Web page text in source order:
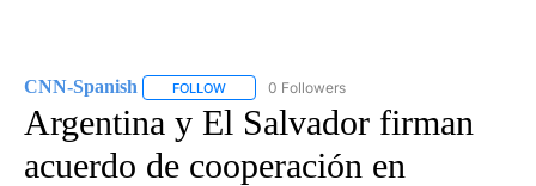
CNN-Spanish FOLLOW FOLLOW "CNN-SPANISH" TO RECEIVE
0 Followers
Argentina y El Salvador firman
acuerdo de cooperación en